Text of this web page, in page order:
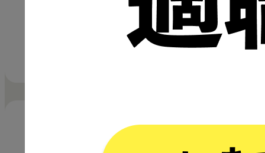
各路線「新宿駅」中央東口 徒歩15分
校舎詳細・講師/スタッフ紹介